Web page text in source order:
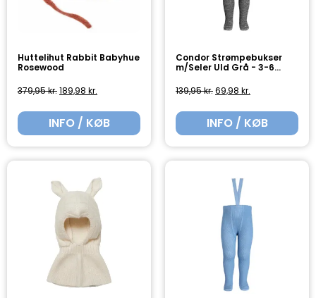
Huttelihut Rabbit Babyhue
Rosewood
379,95kr.189,98 kr.
INFO / KØB
Condor Strømpebukser
m/Seler Uld Grå - 3-6...
139,95kr.69,98 kr.
INFO / KØB